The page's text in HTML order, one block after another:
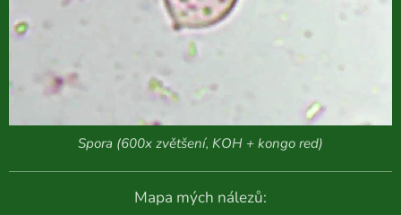
Spora (600x zvětšení, KOH + kongo red)
Mapa mých nálezů: